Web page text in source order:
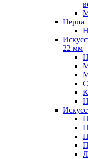
Нерпа
22 мм